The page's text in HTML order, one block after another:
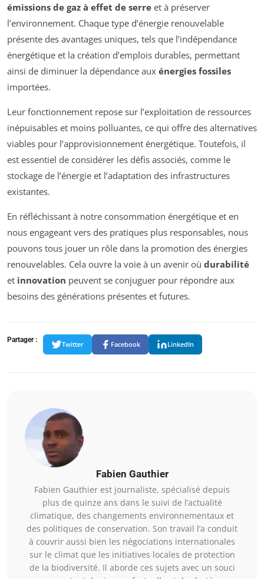
émissions de gaz à effet de serre et à préserver
l’environnement. Chaque type d’énergie renouvelable
présente des avantages uniques, tels que l’indépendance
énergétique et la création d’emplois durables, permettant
ainsi de diminuer la dépendance aux énergies fossiles
importées.
Leur fonctionnement repose sur l’exploitation de ressources
inépuisables et moins polluantes, ce qui offre des alternatives
viables pour l’approvisionnement énergétique. Toutefois, il
est essentiel de considérer les défis associés, comme le
stockage de l’énergie et l’adaptation des infrastructures
existantes.
En réfléchissant à notre consommation énergétique et en
nous engageant vers des pratiques plus responsables, nous
pouvons tous jouer un rôle dans la promotion des énergies
renouvelables. Cela ouvre la voie à un avenir où durabilité
et innovation peuvent se conjuguer pour répondre aux
besoins des générations présentes et futures.
Partager :
Twitter Facebook LinkedIn
Fabien Gauthier
Fabien Gauthier est journaliste, spécialisé depuis
plus de quinze ans dans le suivi de l’actualité
climatique, des changements environnementaux et
des politiques de conservation. Son travail l’a conduit
à couvrir aussi bien les négociations internationales
sur le climat que les initiatives locales de protection
de la biodiversité. Il aborde ces sujets avec un souci